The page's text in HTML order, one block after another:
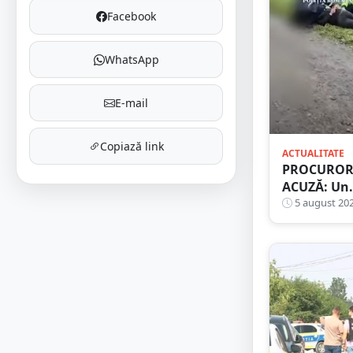
Facebook
WhatsApp
E-mail
Copiază link ACTUALITATE
ACUZĂ: Un
sătmărean
și-ar fi
abuzat ani
la rând
Astăzi a fost
arestat!
5 august